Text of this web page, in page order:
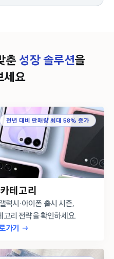
춘성장 솔루션을
세요
전년 대비 판매량 최대 58% 증가
테고리
럭시·아이폰 출시 시즌,
고리 전략을 확인하세요.
가기 →